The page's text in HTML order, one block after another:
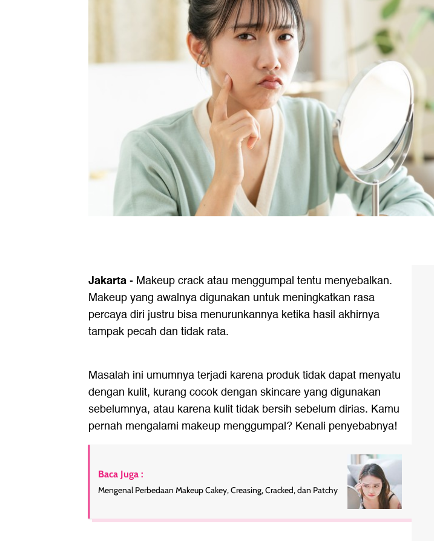
Jakarta- Makeup crack atau menggumpal tentu menyebalkan.
Makeup yang awalnya digunakan untuk meningkatkan rasa
percaya diri justru bisa menurunkannya ketika hasil akhirnya
tampak pecah dan tidak rata.
Masalah ini umumnya terjadi karena produk tidak dapat menyatu
dengan kulit, kurang cocok dengan skincare yang digunakan
sebelumnya, atau karena kulit tidak bersih sebelum dirias. Kamu
pernah mengalami makeup menggumpal? Kenali penyebabnya!
Baca Juga :
Mengenal Perbedaan Makeup Cakey, Creasing, Cracked, dan Patchy